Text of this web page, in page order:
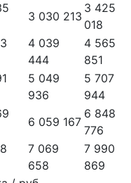
3 030 213
3 425
018
4 039
444
4 565
851
5 049
936
5 707
944
6 059 167
6 848
776
7 069
658
7 990
869